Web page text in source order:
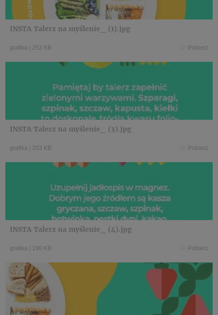
INSTA Talerz na myślenie_ (1).jpg
grafika 253 KB Pobierz
INSTA Talerz na myślenie_ (3).jpg
grafika 203 KB Pobierz
INSTA Talerz na myślenie_ (4).jpg
grafika 190 KB Pobierz